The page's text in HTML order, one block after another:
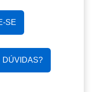
SE
DÚVIDAS?